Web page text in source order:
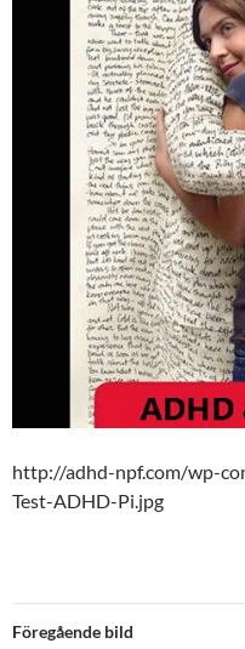
http://adhd-npf.com/wp-
Test-ADHD-Pi.jpg
Föregående bild